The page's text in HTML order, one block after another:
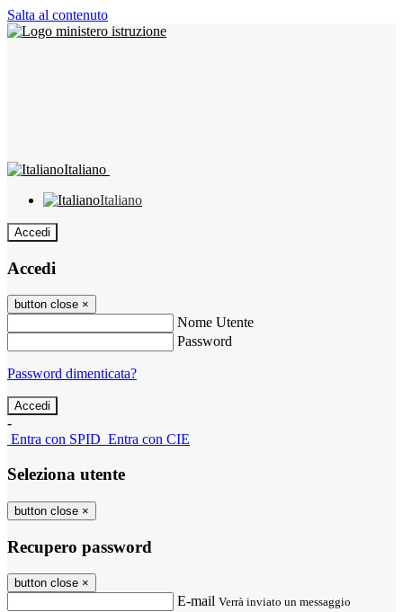
Salta al contenuto
Italiano
Italiano
Accedi
Accedi
button close ×
Nome Utente
Password
Password dimenticata?
-
Entra con SPID Entra con CIE
Seleziona utente
button close ×
Recupero password
button close ×
E-mail Verrà inviato un messaggio